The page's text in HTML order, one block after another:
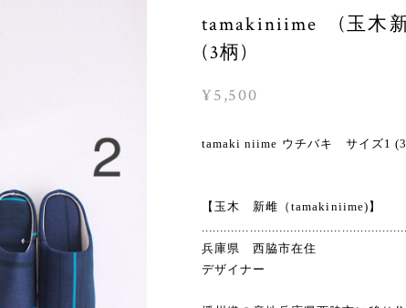
tamakiniime (玉木
(3柄)
¥5,500
tamaki niime ウチバキ サイズ1
【玉木 新雌（tamakiniime)】
兵庫県 西脇市在住
デザイナー